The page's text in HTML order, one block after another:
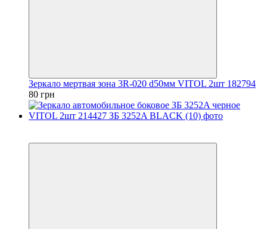
Зеркало мертвая зона 3R-020 d50мм VITOL 2шт 182794
80 грн